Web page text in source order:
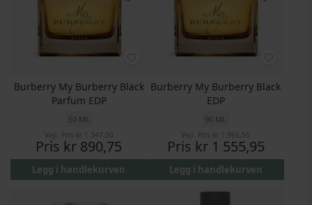
Burberry My Burberry Black
Parfum EDP
50 ML
Vejl. Pris kr 1 347,00
Pris kr 890,75
Legg i handlekurven
Burberry My Burberry Black
EDP
90 ML
Vejl. Pris kr 1 966,50
Pris kr 1 555,95
Legg i handlekurven